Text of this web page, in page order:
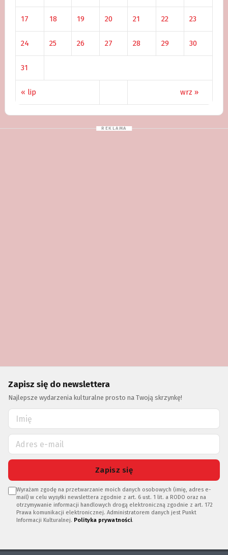
« lip wrz »
17 18 19 20 21 22 23
24 25 26 27 28 29 30
31
Zapisz się do newslettera
Najlepsze wydarzenia kulturalne prosto na Twoją skrzynkę!
Zapisz się
Wyrażam zgodę na przetwarzanie moich danych osobowych (imię, adres e-
mail) w celu wysyłki newslettera zgodnie z art. 6 ust. 1 lit. a RODO oraz na
otrzymywanie informacji handlowych drogą elektroniczną zgodnie z art. 172
Prawa komunikacji elektronicznej. Administratorem danych jest Punkt
Informacji Kulturalnej. Polityka prywatności.